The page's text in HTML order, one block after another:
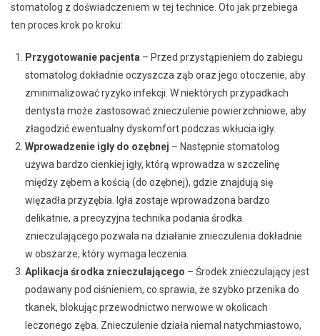
stomatolog z doświadczeniem w tej technice. Oto jak przebiega
ten proces krok po kroku:
Przygotowanie pacjenta – Przed przystąpieniem do zabiegu
stomatolog dokładnie oczyszcza ząb oraz jego otoczenie, aby
zminimalizować ryzyko infekcji. W niektórych przypadkach
dentysta może zastosować znieczulenie powierzchniowe, aby
złagodzić ewentualny dyskomfort podczas wkłucia igły.
Wprowadzenie igły do ozębnej – Następnie stomatolog
używa bardzo cienkiej igły, którą wprowadza w szczelinę
między zębem a kością (do ozębnej), gdzie znajdują się
więzadła przyzębia. Igła zostaje wprowadzona bardzo
delikatnie, a precyzyjna technika podania środka
znieczulającego pozwala na działanie znieczulenia dokładnie
w obszarze, który wymaga leczenia.
Aplikacja środka znieczulającego – Środek znieczulający jest
podawany pod ciśnieniem, co sprawia, że szybko przenika do
tkanek, blokując przewodnictwo nerwowe w okolicach
leczonego zęba. Znieczulenie działa niemal natychmiastowo,